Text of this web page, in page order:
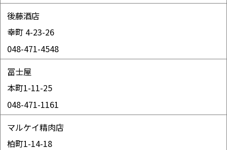
後藤酒店
幸町 4-23-26
048-471-4548
冨士屋
本町1-11-25
048-471-1161
マルケイ精肉店
柏町1-14-18